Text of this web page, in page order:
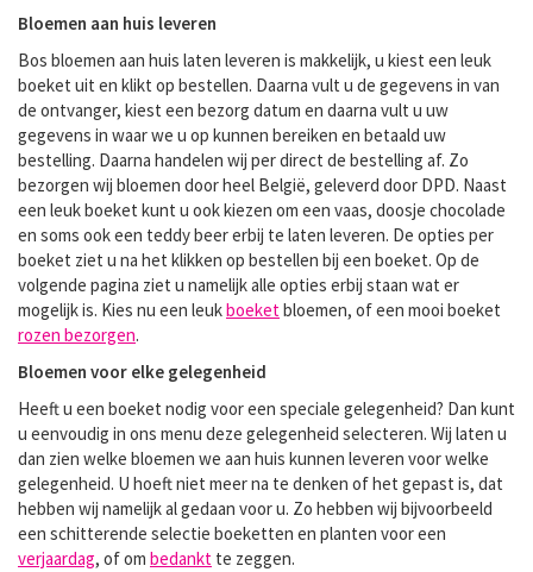
Bloemen aan huis leveren
Bos bloemen aan huis laten leveren is makkelijk, u kiest een leuk
boeket uit en klikt op bestellen. Daarna vult u de gegevens in van
de ontvanger, kiest een bezorg datum en daarna vult u uw
gegevens in waar we u op kunnen bereiken en betaald uw
bestelling. Daarna handelen wij per direct de bestelling af. Zo
bezorgen wij bloemen door heel België, geleverd door DPD. Naast
een leuk boeket kunt u ook kiezen om een vaas, doosje chocolade
en soms ook een teddy beer erbij te laten leveren. De opties per
boeket ziet u na het klikken op bestellen bij een boeket. Op de
volgende pagina ziet u namelijk alle opties erbij staan wat er
mogelijk is. Kies nu een leukboeketbloemen, of een mooi boeket
rozen bezorgen.
Bloemen voor elke gelegenheid
Heeft u een boeket nodig voor een speciale gelegenheid? Dan kunt
u eenvoudig in ons menu deze gelegenheid selecteren. Wij laten u
dan zien welke bloemen we aan huis kunnen leveren voor welke
gelegenheid. U hoeft niet meer na te denken of het gepast is, dat
hebben wij namelijk al gedaan voor u. Zo hebben wij bijvoorbeeld
een schitterende selectie boeketten en planten voor een
verjaardag, of om bedankt te zeggen.